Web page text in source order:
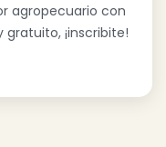
agropecuario con
¡inscribite!